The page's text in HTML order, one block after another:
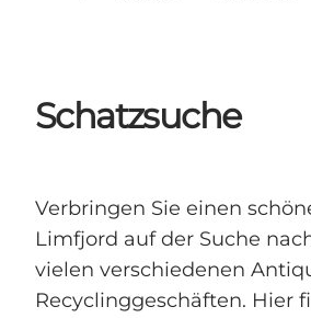
Geschmackserlebnis
Wohnmobilurlaub
Unterkunft
Der Guide
Schatzsuche
Verbringen Sie einen
Limfjord auf der Suche
vielen verschiedenen
Recyclinggeschäften. Hier